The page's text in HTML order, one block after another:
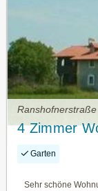
4 Zimmer
Garten
Sehr schöne